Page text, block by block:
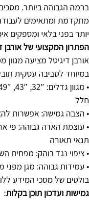
ברמה הגבוהה ביותר.
יותר בפני בלאי ומספקים
הפתרון המקצועי של אורבן
במיוחד לסביבה עסקית
חלל
• הצבה גמישה: אפשרות
• עוצמת הארה גבוהה: פי
תנאי תאורה
• ציפוי נגד בוהק: מפחית
• עמידות גבוהה: מגן מפני
בולטים של מסכי המידע
גמישות ועדכון תוכן בקלות: